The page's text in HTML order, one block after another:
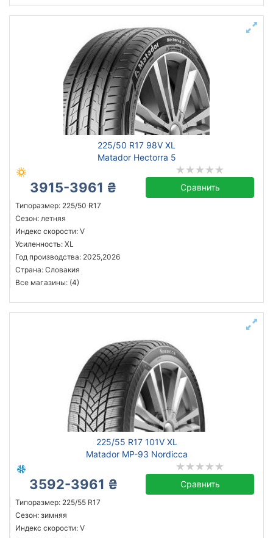
225/50 R17 98V XL
Matador Hectorra 5
3915-3961 ₴ Сравнить
Типоразмер: 225/50 R17
Сезон: летняя
Индекс скорости: V
Усиленность: XL
Год производства: 2025,2026
Страна: Словакия
Все магазины: (4)
225/55 R17 101V XL
Matador MP-93 Nordicca
3592-3961 ₴ Сравнить
Типоразмер: 225/55 R17
Сезон: зимняя
Индекс скорости: V